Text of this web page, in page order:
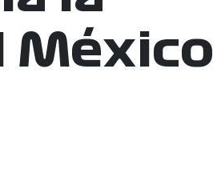
México